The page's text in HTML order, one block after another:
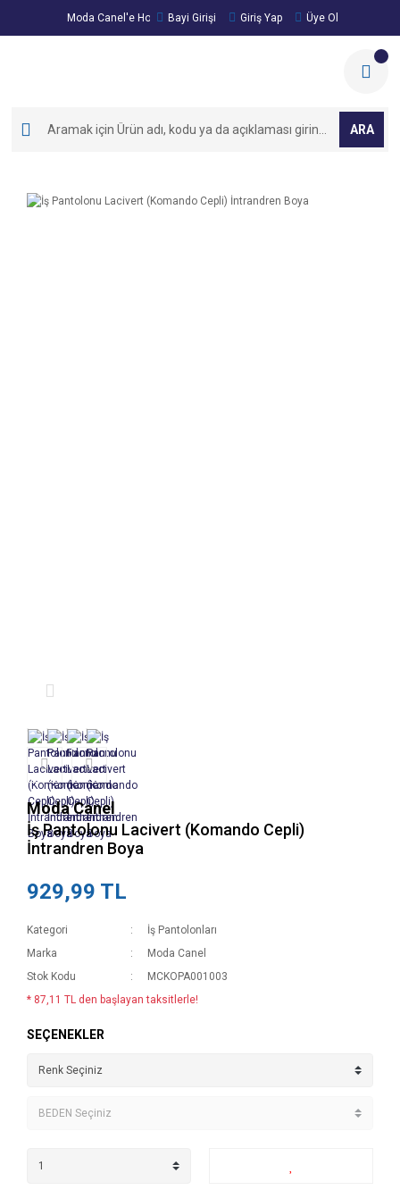
Moda Canel'e Hoşgeldiniz!
Bayi Girişi Giriş Yap Üye Ol
ARA
Moda Canel
İş Pantolonu Lacivert (Komando Cepli)
İntrandren Boya
929,99 TL
Kategori
İş Pantolonları
Marka
Moda Canel
Stok Kodu
MCKOPA001003
* 87,11 TL den başlayan taksitlerle!
SEÇENEKLER